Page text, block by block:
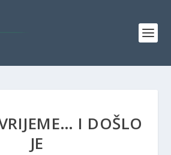
I DOŠLO
JE